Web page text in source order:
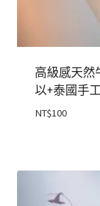
高級感天然
以+泰國手
NT$100